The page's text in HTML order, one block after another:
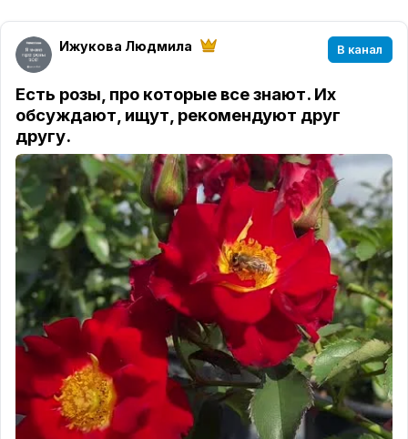
Ижукова Людмила В канал
Есть розы, про которые все знают. Их
обсуждают, ищут, рекомендуют друг
другу.